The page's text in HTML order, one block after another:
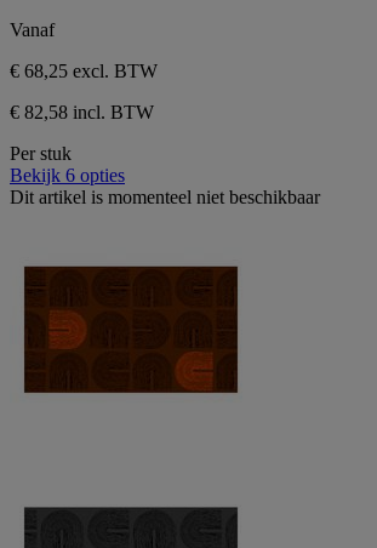
Vanaf
€ 68,25 excl. BTW
€ 82,58 incl. BTW
Per stuk
Bekijk 6 opties
Dit artikel is momenteel niet beschikbaar